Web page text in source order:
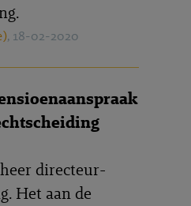
, 18-02-2020
directeur-
Het aan de